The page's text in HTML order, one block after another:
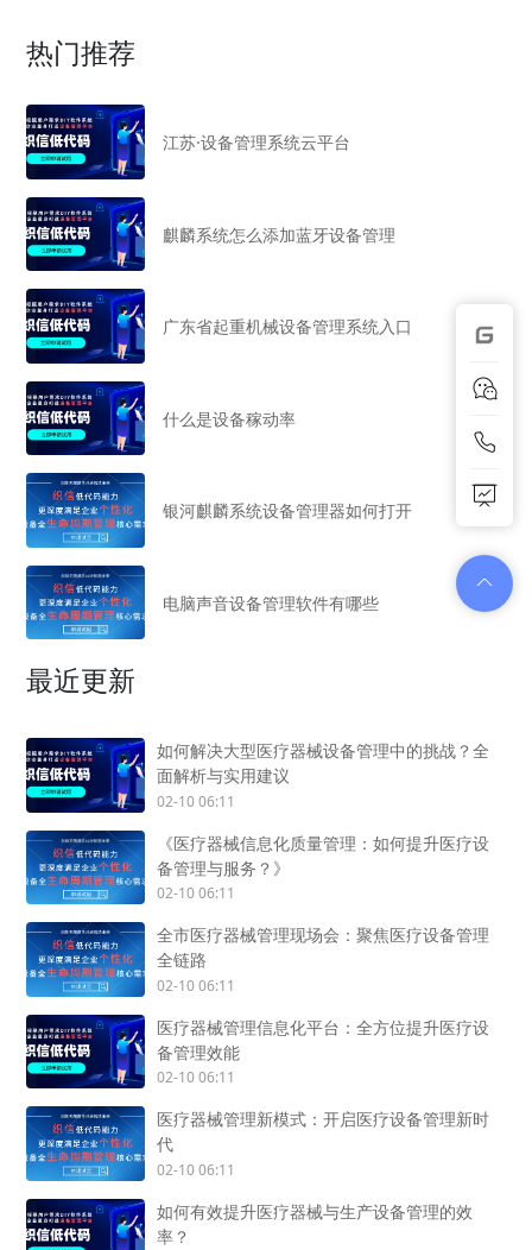
热门推荐
江苏·设备管理系统云平台
麒麟系统怎么添加蓝牙设备管理
广东省起重机械设备管理系统入口
什么是设备稼动率
银河麒麟系统设备管理器如何打开
电脑声音设备管理软件有哪些
最近更新
如何解决大型医疗器械设备管理中的挑战？全
面解析与实用建议
02-10 06:11
《医疗器械信息化质量管理：如何提升医疗设
备管理与服务？》
02-10 06:11
全市医疗器械管理现场会：聚焦医疗设备管理
全链路
02-10 06:11
医疗器械管理信息化平台：全方位提升医疗设
备管理效能
02-10 06:11
医疗器械管理新模式：开启医疗设备管理新时
代
02-10 06:11
如何有效提升医疗器械与生产设备管理的效
率？